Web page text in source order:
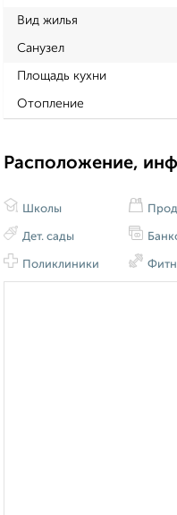
Вид жилья
Санузел
Площадь кухни
Отопление
Расположение,
Школы
Дет. сады
Поликлиники